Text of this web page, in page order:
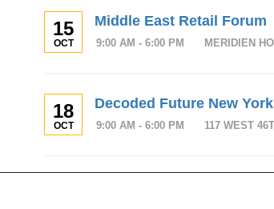
15
OCT
Middle East Retail Forum
9:00 AM - 6:00 PM MERIDIEN
18
OCT
Decoded Future New
9:00 AM - 6:00 PM 117 WEST